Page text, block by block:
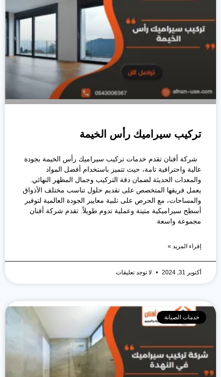
تركيب سيراميك رأس الخيمة
شركة أفنان تقدم خدمات تركيب سيراميك رأس الخيمة بجودة
عالية واحترافية تامة، حيث تتميز باستخدام أفضل المواد
والمعدات الحديثة لضمان دقة التركيب وجمال المظهر النهائي.
يعمل فريقها المتخصص على تقديم حلول تناسب مختلف الأذواق
والمساحات، مع الحرص على تلبية معايير الجودة العالمية لتوفير
أسطح سيراميكية متينة وعملية تدوم طويلاً. تقدم شركة أفنان
مجموعة واسعة
إقراء المزيد »
أكتوبر 31, 2024 لا توجد تعليقات
خدمات الصيانة